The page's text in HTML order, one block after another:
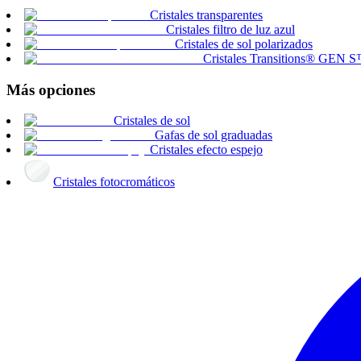
Cristales transparentes
Cristales filtro de luz azul
Cristales de sol polarizados
Cristales Transitions® GEN
Más opciones
Cristales de sol
Gafas de sol graduadas
Cristales efecto espejo
Cristales fotocromáticos